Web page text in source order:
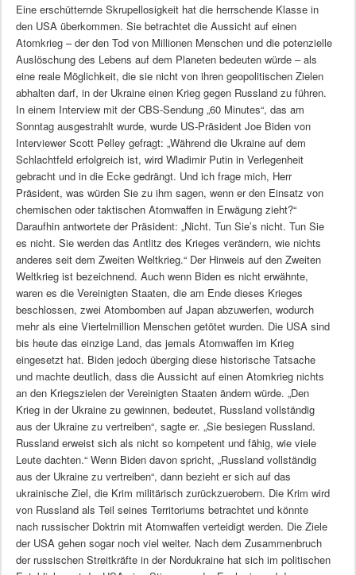
Eine erschütternde Skrupellosigkeit hat die herrschende Klasse in
den USA überkommen. Sie betrachtet die Aussicht auf einen
Atomkrieg – der den Tod von Millionen Menschen und die potenzielle
Auslöschung des Lebens auf dem Planeten bedeuten würde – als
eine reale Möglichkeit, die sie nicht von ihren geopolitischen Zielen
abhalten darf, in der Ukraine einen Krieg gegen Russland zu führen.
In einem Interview mit der CBS-Sendung „60 Minutes“, das am
Sonntag ausgestrahlt wurde, wurde US-Präsident Joe Biden von
Interviewer Scott Pelley gefragt: „Während die Ukraine auf dem
Schlachtfeld erfolgreich ist, wird Wladimir Putin in Verlegenheit
gebracht und in die Ecke gedrängt. Und ich frage mich, Herr
Präsident, was würden Sie zu ihm sagen, wenn er den Einsatz von
chemischen oder taktischen Atomwaffen in Erwägung zieht?“
Daraufhin antwortete der Präsident: „Nicht. Tun Sie’s nicht. Tun Sie
es nicht. Sie werden das Antlitz des Krieges verändern, wie nichts
anderes seit dem Zweiten Weltkrieg.“ Der Hinweis auf den Zweiten
Weltkrieg ist bezeichnend. Auch wenn Biden es nicht erwähnte,
waren es die Vereinigten Staaten, die am Ende dieses Krieges
beschlossen, zwei Atombomben auf Japan abzuwerfen, wodurch
mehr als eine Viertelmillion Menschen getötet wurden. Die USA sind
bis heute das einzige Land, das jemals Atomwaffen im Krieg
eingesetzt hat. Biden jedoch überging diese historische Tatsache
und machte deutlich, dass die Aussicht auf einen Atomkrieg nichts
an den Kriegszielen der Vereinigten Staaten ändern würde. „Den
Krieg in der Ukraine zu gewinnen, bedeutet, Russland vollständig
aus der Ukraine zu vertreiben“, sagte er. „Sie besiegen Russland.
Russland erweist sich als nicht so kompetent und fähig, wie viele
Leute dachten.“ Wenn Biden davon spricht, „Russland vollständig
aus der Ukraine zu vertreiben“, dann bezieht er sich auf das
ukrainische Ziel, die Krim militärisch zurückzuerobern. Die Krim wird
von Russland als Teil seines Territoriums betrachtet und könnte
nach russischer Doktrin mit Atomwaffen verteidigt werden. Die Ziele
der USA gehen sogar noch viel weiter. Nach dem Zusammenbruch
der russischen Streitkräfte in der Nordukraine hat sich im politischen